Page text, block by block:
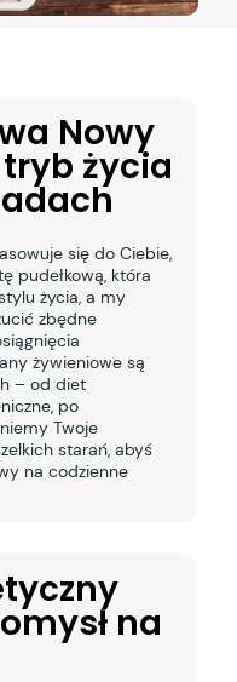
Nowy
życia
się do Ciebie,
pudełkową, która
życia, a my
zbędne
żywieniowe są
– od diet
po
Twoje
starań, abyś
na codzienne
na